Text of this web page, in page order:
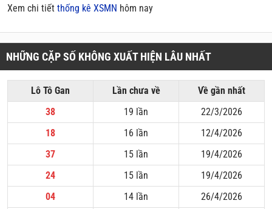
Xem chi tiết thống kê XSMN hôm nay
NHỮNG CẶP SỐ KHÔNG XUẤT HIỆN LÂU NHẤT
Lô Tô Gan Lần chưa về
Về gần nhất
38
19 lần
22/3/2026
18
16 lần
12/4/2026
37
15 lần
19/4/2026
24
15 lần
19/4/2026
04
14 lần
26/4/2026